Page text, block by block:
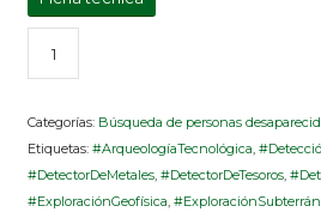
Categorías: Búsqueda de personas
Etiquetas:#ArqueologíaTecnológica,
#DetectorDeMetales,#DetectorDeTesoros,
#ExploraciónGeofísica,